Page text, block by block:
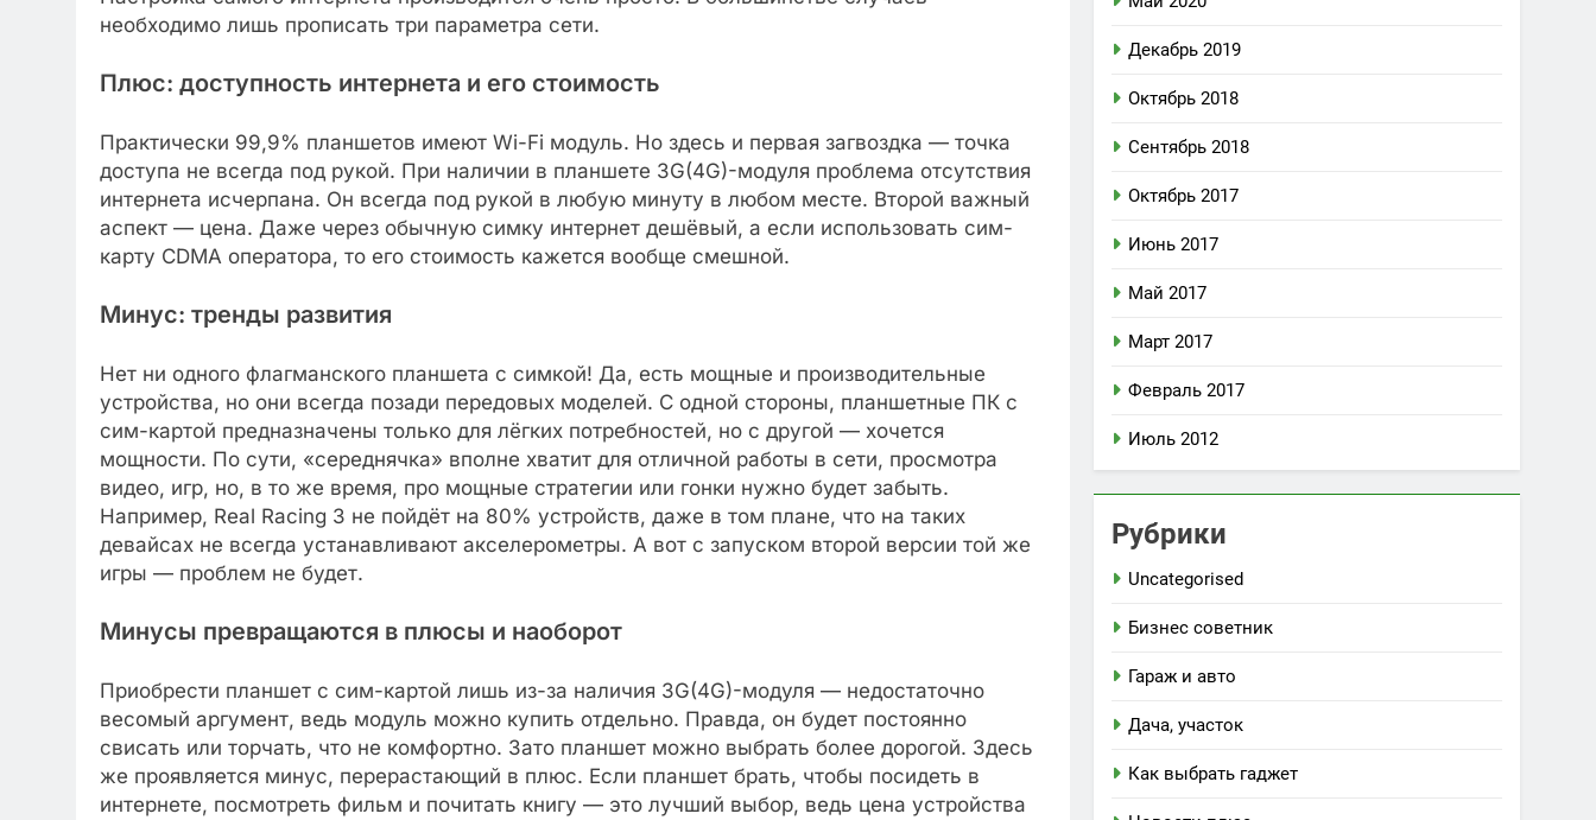
необходимо лишь прописать три параметра сети.
Плюс: доступность интернета и его стоимость
Практически 99,9% планшетов имеют Wi-Fi модуль. Но здесь и первая загвоздка — точка
доступа не всегда под рукой. При наличии в планшете 3G(4G)-модуля проблема отсутствия
интернета исчерпана. Он всегда под рукой в любую минуту в любом месте. Второй важный
аспект — цена. Даже через обычную симку интернет дешёвый, а если использовать сим-
карту CDMA оператора, то его стоимость кажется вообще смешной.
Минус: тренды развития
Нет ни одного флагманского планшета с симкой! Да, есть мощные и производительные
устройства, но они всегда позади передовых моделей. С одной стороны, планшетные ПК с
сим-картой предназначены только для лёгких потребностей, но с другой — хочется
мощности. По сути, «середнячка» вполне хватит для отличной работы в сети, просмотра
видео, игр, но, в то же время, про мощные стратегии или гонки нужно будет забыть.
Например, Real Racing 3 не пойдёт на 80% устройств, даже в том плане, что на таких
девайсах не всегда устанавливают акселерометры. А вот с запуском второй версии той же
игры — проблем не будет.
Минусы превращаются в плюсы и наоборот
Приобрести планшет с сим-картой лишь из-за наличия 3G(4G)-модуля — недостаточно
весомый аргумент, ведь модуль можно купить отдельно. Правда, он будет постоянно
свисать или торчать, что не комфортно. Зато планшет можно выбрать более дорогой. Здесь
же проявляется минус, перерастающий в плюс. Если планшет брать, чтобы посидеть в
интернете, посмотреть фильм и почитать книгу — это лучший выбор, ведь цена устройства
Декабрь 2019
Октябрь 2018
Сентябрь 2018
Октябрь 2017
Июнь 2017
Май 2017
Март 2017
Февраль 2017
Июль 2012
Рубрики
Uncategorised
Бизнес советник
Гараж и авто
Дача, участок
Как выбрать гаджет